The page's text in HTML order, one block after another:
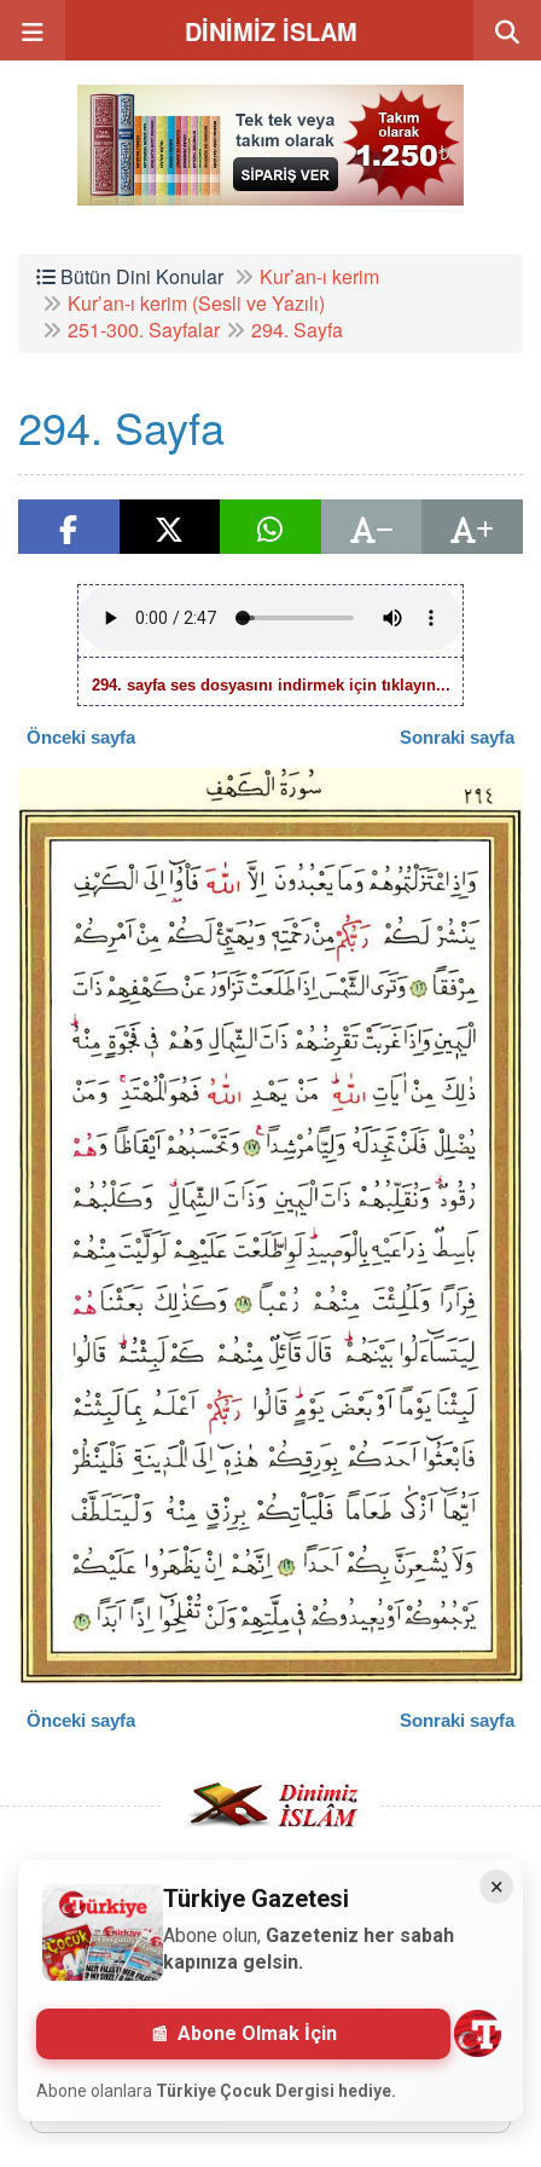
DİNİMİZ İSLAM
Bütün Dini Konular
Kur’an-ı kerim
Kur’an-ı kerim (Sesli ve Yazılı)
251-300. Sayfalar
294. Sayfa
294. Sayfa
294. sayfa ses dosyasını indirmek için tıklayın...
Önceki sayfa Sonraki sayfa
Önceki sayfa Sonraki sayfa
Copyright © 2008 - Dinimiz İslam. Her Hakkı Saklıdır.
Sitemizdeki bilgiler, bütün insanların istifadesi için
hazırlanmıştır. Orijinaline sadık kalmak şartıyla, izin
almaya gerek kalmadan, herkes istediği gibi alıp istifade
edebilir.
Normal Siteyi Göster
×
Türkiye Gazetesi
Abone olun, Gazeteniz her sabah
kapınıza gelsin.
Abone Olmak İçin
Abone olanlara Türkiye Çocuk Dergisi hediye.